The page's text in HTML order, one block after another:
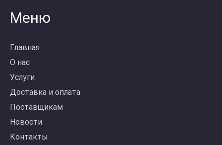
Меню
Главная
О нас
Услуги
Доставка и оплата
Поставщикам
Новости
Контакты